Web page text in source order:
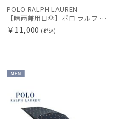
POLO RALPH LAUREN
【晴雨兼用日傘】ポロ ラルフ ローレン (POLO RALPH LAUREN) ラルフローレンリゾート 雨の日OK 軽量 一級遮光99.99% 遮熱 UV 晴雨兼用
￥11,000 (税込)